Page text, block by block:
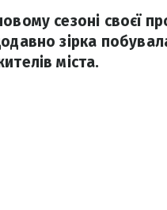
сезоні своєї
зірка
міста.